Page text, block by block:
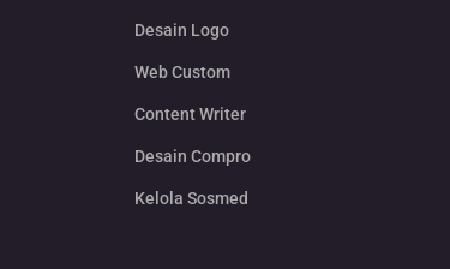
Desain Logo
Web Custom
Content Writer
Desain Compro
Kelola Sosmed